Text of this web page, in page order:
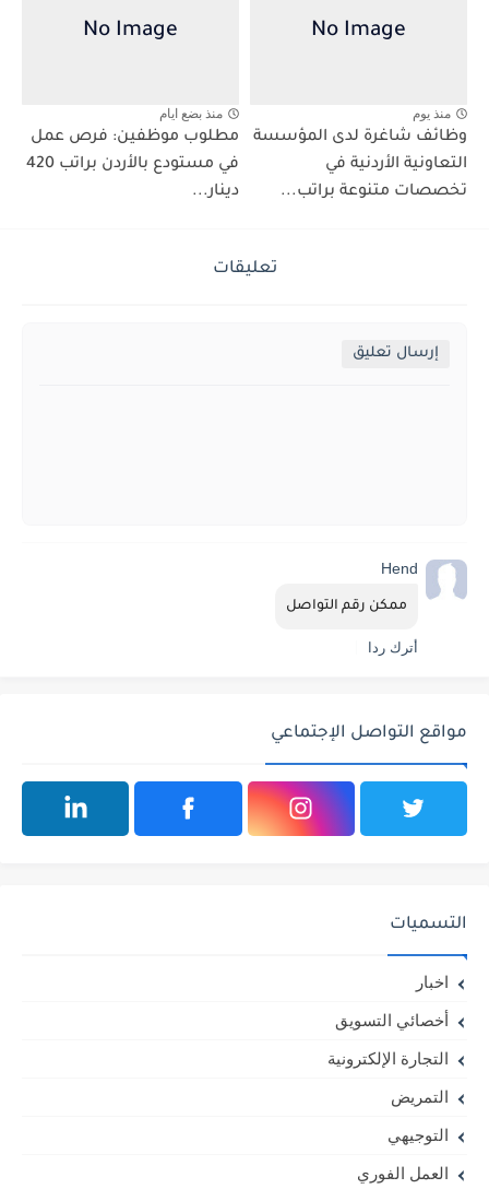
منذ يوم
وظائف شاغرة لدى المؤسسة
التعاونية الأردنية في
تخصصات متنوعة براتب...
منذ بضع ايام
مطلوب موظفين: فرص عمل
في مستودع بالأردن براتب 420
دينار...
تعليقات
إرسال تعليق
Hend
ممكن رقم التواصل
أترك ردا
مواقع التواصل الإجتماعي
التسميات
اخبار
أخصائي التسويق
التجارة الإلكترونية
التمريض
التوجيهي
العمل الفوري